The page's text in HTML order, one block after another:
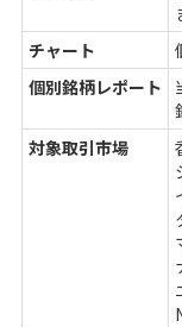
チャート
個別銘柄レポート
対象取引市場